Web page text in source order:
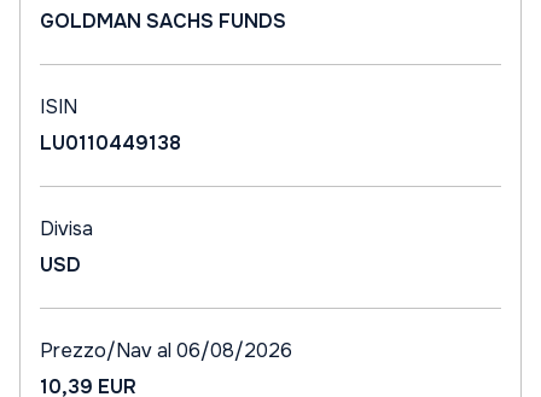
GOLDMAN SACHS FUNDS
ISIN
LU0110449138
Divisa
USD
Prezzo/Nav al 06/08/2026
10,39 EUR